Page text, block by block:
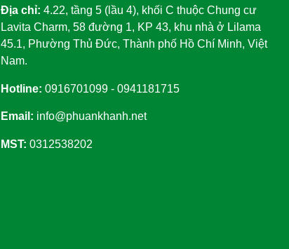
Địa chỉ: 4.22, tầng 5 (lầu 4), khối C thuộc Chung cư
Lavita Charm, 58 đường 1, KP 43, khu nhà ở Lilama
45.1, Phường Thủ Đức, Thành phố Hồ Chí Minh, Việt
Nam.
Hotline: 0916701099 - 0941181715
Email: info@phuankhanh.net
MST: 0312538202